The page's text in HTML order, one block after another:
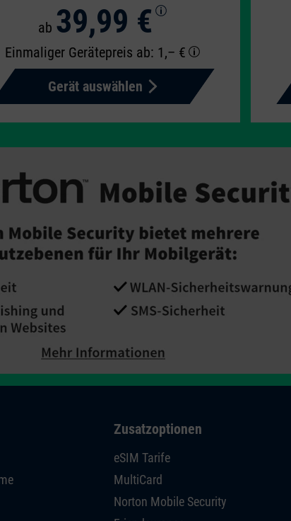
ab 39,99 €
Einmaliger Gerätepreis ab: 1,– €
Gerät auswählen
Zusatzoptionen
eSIM Tarife
MultiCard
Norton Mobile Security